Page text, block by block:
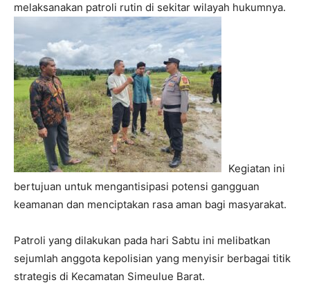
melaksanakan patroli rutin di sekitar wilayah hukumnya.
Kegiatan ini
bertujuan untuk mengantisipasi potensi gangguan
keamanan dan menciptakan rasa aman bagi masyarakat.
Patroli yang dilakukan pada hari Sabtu ini melibatkan
sejumlah anggota kepolisian yang menyisir berbagai titik
strategis di Kecamatan Simeulue Barat.